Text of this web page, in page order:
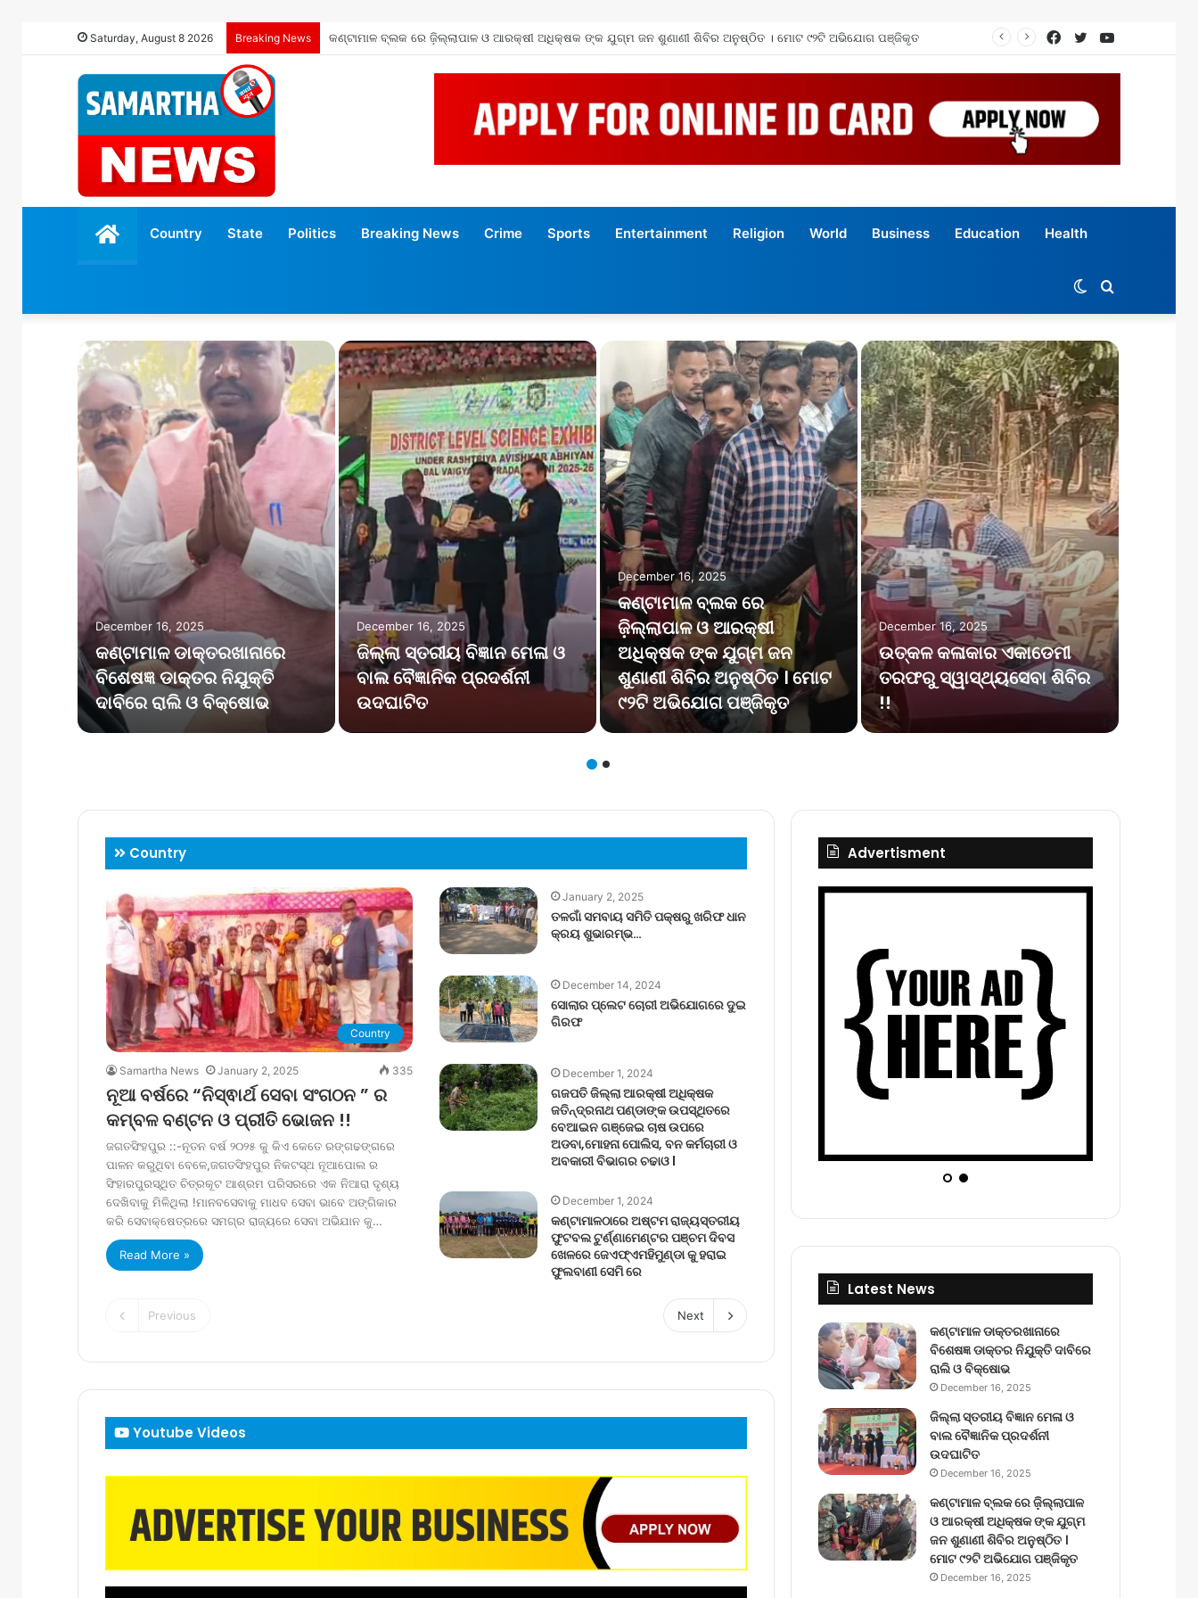
Saturday, August 8 2026 Breaking News ଉତ୍କଳ କଳାକାର ଏକାଡେମୀ ତରଫରୁ ସ୍ୱାସ୍ଥ୍ୟସେବା ଶିବିର !! YouTube
Twitter
Facebook
होम Country State Politics Breaking News Crime Sports Entertainment Religion World Business Education Health
for
Switch
skin
December 16, 2025
କଣ୍ଟାମାଳ ଡାକ୍ତରଖାନାରେ
ବିଶେଷଜ୍ଞ ଡାକ୍ତର ନିଯୁକ୍ତି
ଦାବିରେ ରାଲି ଓ ବିକ୍ଷୋଭ
December 16, 2025
ଜିଲ୍ଲା ସ୍ତରୀୟ ବିଜ୍ଞାନ ମେଳା ଓ
ବାଲ ବୈଜ୍ଞାନିକ ପ୍ରଦର୍ଶନୀ
ଉଦଘାଟିତ
December 16, 2025
କଣ୍ଟାମାଳ ବ୍ଲକ ରେ
ଜ଼ିଲ୍ଲାପାଳ ଓ ଆରକ୍ଷୀ
ଅଧିକ୍ଷକ ଙ୍କ ଯୁଗ୍ମ ଜନ
ଶୁଣାଣୀ ଶିବିର ଅନୁଷ୍ଠିତ । ମୋଟ
୯୨ଟି ଅଭିଯୋଗ ପଞ୍ଜିକୃତ
December 16, 2025
ଉତ୍କଳ କଳାକାର ଏକାଡେମୀ
ତରଫରୁ ସ୍ୱାସ୍ଥ୍ୟସେବା ଶିବିର
!!
Country
Country
Samartha News January 2, 2025 335
ନୂଆ ବର୍ଷରେ “ନିସ୍ଵାର୍ଥ ସେବା ସଂଗଠନ ” ର
କମ୍ବଳ ବଣ୍ଟନ ଓ ପ୍ରୀତି ଭୋଜନ !!
ଜଗତସିଂହପୁର ::-ନୂତନ ବର୍ଷ ୨୦୨୫ କୁ କିଏ କେତେ ରଙ୍ଗଢଙ୍ଗରେ
ପାଳନ କରୁଥିବା ବେଳେ,ଜଗତସିଂହପୁର ନିକଟସ୍ଥ ନୂଆପୋଲ ର
ସିଂହାରପୁରସ୍ଥିତ ଚିତ୍ରକୂଟ ଆଶ୍ରମ ପରିସରରେ ଏକ ନିଆରା ଦୃଶ୍ୟ
ଦେଖିବାକୁ ମିଳିଥିଲା !ମାନବସେବାକୁ ମାଧବ ସେବା ଭାବେ ଅଙ୍ଗିକାର
କରି ସେବାକ୍ଷେତ୍ରରେ ସମଗ୍ର ରାଜ୍ୟରେ ସେବା ଅଭିଯାନ କୁ…
Read More »
January 2, 2025
ତଳଗାଁ ସମବାୟ ସମିତି ପକ୍ଷରୁ ଖରିଫ ଧାନ
କ୍ରୟ ଶୁଭାରମ୍ଭ…
December 14, 2024
ସୋଲାର ପ୍ଲେଟ ଚୋରୀ ଅଭିଯୋଗରେ ଦୁଇ
ଗିରଫ
December 1, 2024
ଗଜପତି ଜିଲ୍ଲା ଆରକ୍ଷୀ ଅଧିକ୍ଷକ
ଜତିନ୍ଦ୍ରନାଥ ପଣ୍ଡାଙ୍କ ଉପସ୍ଥିତରେ
ବେଆଇନ ଗଞ୍ଜେଇ ଚାଷ ଉପରେ
ଅଡବା,ମୋହନା ପୋଲିସ, ବନ କର୍ମଚାରୀ ଓ
ଅବକାରୀ ବିଭାଗର ଚଢାଓ l
December 1, 2024
କଣ୍ଟାମାଳଠାରେ ଅଷ୍ଟମ ରାଜ୍ୟସ୍ତରୀୟ
ଫୁଟବଲ ଟୁର୍ଣ୍ଣାମେଣ୍ଟର ପଞ୍ଚମ ଦିବସ
ଖେଳରେ ଜେଏଫ୍ଏମହିମୁଣ୍ଡା କୁ ହରାଇ
ଫୁଲବାଣୀ ସେମି ରେ
Previous Next
Youtube Videos
Advertisment
Latest News
କଣ୍ଟାମାଳ ଡାକ୍ତରଖାନାରେ
ବିଶେଷଜ୍ଞ ଡାକ୍ତର ନିଯୁକ୍ତି ଦାବିରେ
ରାଲି ଓ ବିକ୍ଷୋଭ
December 16, 2025
ଜିଲ୍ଲା ସ୍ତରୀୟ ବିଜ୍ଞାନ ମେଳା ଓ
ବାଲ ବୈଜ୍ଞାନିକ ପ୍ରଦର୍ଶନୀ
ଉଦଘାଟିତ
December 16, 2025
କଣ୍ଟାମାଳ ବ୍ଲକ ରେ ଜ଼ିଲ୍ଲାପାଳ
ଓ ଆରକ୍ଷୀ ଅଧିକ୍ଷକ ଙ୍କ ଯୁଗ୍ମ
ଜନ ଶୁଣାଣୀ ଶିବିର ଅନୁଷ୍ଠିତ ।
ମୋଟ ୯୨ଟି ଅଭିଯୋଗ ପଞ୍ଜିକୃତ
December 16, 2025